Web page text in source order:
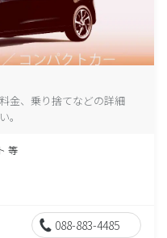
金、乗り捨てなどの詳細
。
等
088-883-4485